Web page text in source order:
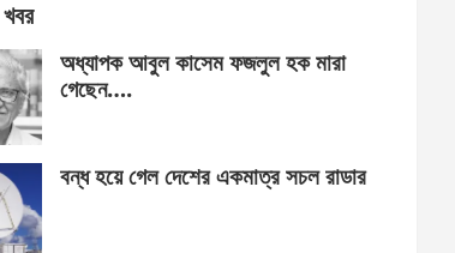
অধ্যাপক আবুল কাসেম ফজলুল হক মারা
গেছেন….
বন্ধ হয়ে গেল দেশের একমাত্র সচল রাডার